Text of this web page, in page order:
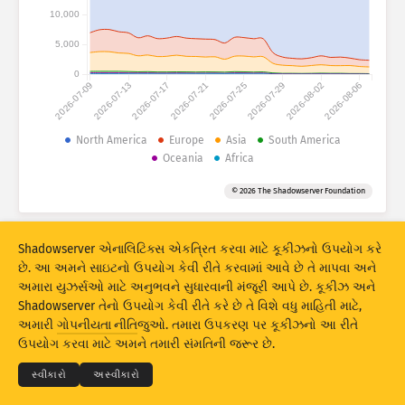
અદ્યતન રીસેટ
PNG તરીકે ડાઉનલોડ કરો
2026-07-092026-07-132026-07-172026-07-212026-07-252026-07-292026-08-022026-08-06
0
5,000
10,000
North America Europe Asia
South America
Oceania
Africa
© 2026 The Shadowserver Foundation
© 2026THE SHADOWSERVER FOUNDATION
ગોપનીયતા અને શરતો
અમારો સંપર્ક કરો ક્રેડિટ્સ
Shadowserver એનાલિટિક્સ એકત્રિત કરવા માટે કૂકીઝનો ઉપયોગ કરે
છે. આ અમને સાઇટનો ઉપયોગ કેવી રીતે કરવામાં આવે છે તે માપવા અને
અમારા યુઝર્સઓ માટે અનુભવને સુધારવાની મંજૂરી આપે છે. કૂકીઝ અને
Shadowserver તેનો ઉપયોગ કેવી રીતે કરે છે તે વિશે વધુ માહિતી માટે,
અમારી ગોપનીયતા નીતિજુઓ. તમારા ઉપકરણ પર કૂકીઝનો આ રીતે
ઉપયોગ કરવા માટે અમને તમારી સંમતિની જરૂર છે.
સ્વીકારો અસ્વીકારો